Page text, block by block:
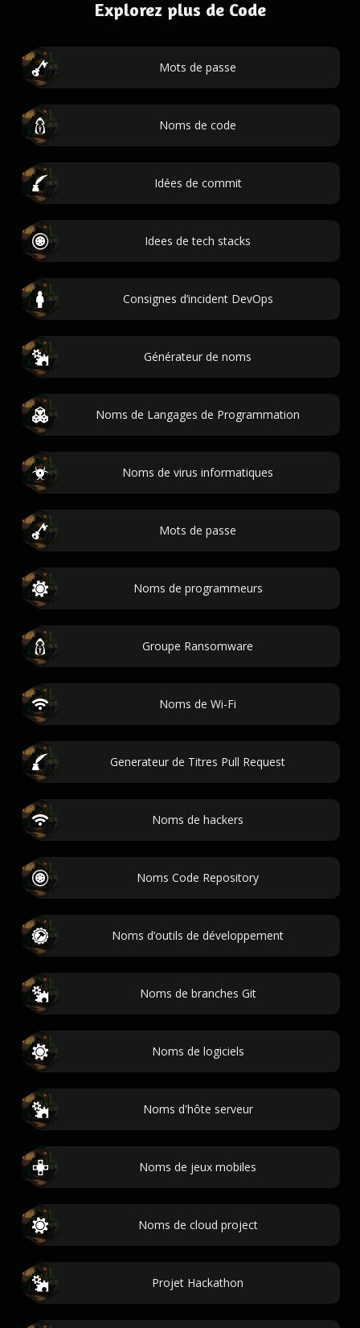
Explorez plus de Code
Mots de passe
Noms de code
Idées de commit
Idees de tech stacks
Consignes d’incident DevOps
Générateur de noms
Noms de Langages de Programmation
Noms de virus informatiques
Mots de passe
Noms de programmeurs
Groupe Ransomware
Noms de Wi-Fi
Generateur de Titres Pull Request
Noms de hackers
Noms Code Repository
Noms d’outils de développement
Noms de branches Git
Noms de logiciels
Noms d'hôte serveur
Noms de jeux mobiles
Noms de cloud project
Projet Hackathon